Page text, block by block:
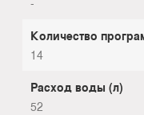
Количество
14
Расход воды (л)
52